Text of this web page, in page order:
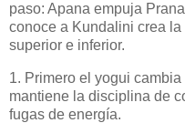
paso: Apana empuja
conoce a Kundalini crea
superior e inferior.
1. Primero el yogui
mantiene la disciplina de
fugas de energía.